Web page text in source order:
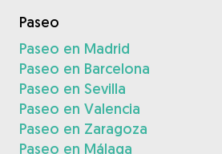
Paseo
Paseo en Madrid
Paseo en Barcelona
Paseo en Sevilla
Paseo en Valencia
Paseo en Zaragoza
Paseo en Málaga